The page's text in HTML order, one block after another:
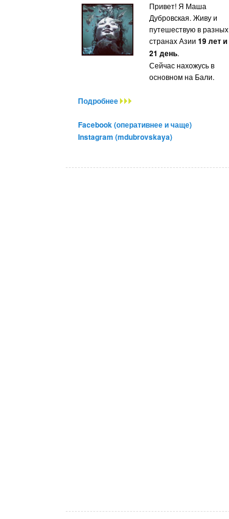
Привет! Я Маша
Дубровская. Живу и
путешествую в разных
странах Азии 19 лет и
21 день.
Сейчас нахожусь в
основном на Бали.
Подробнее
Facebook (оперативнее и чаще)
Instagram (mdubrovskaya)